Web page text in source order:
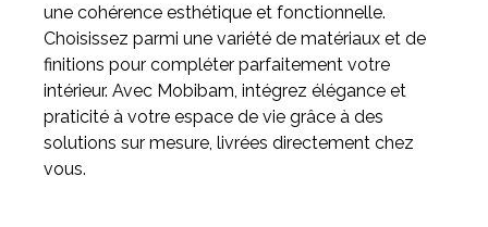
une cohérence esthétique et fonctionnelle.
Choisissez parmi une variété de matériaux et de
finitions pour compléter parfaitement votre
intérieur. Avec Mobibam, intégrez élégance et
praticité à votre espace de vie grâce à des
solutions sur mesure, livrées directement chez
vous.